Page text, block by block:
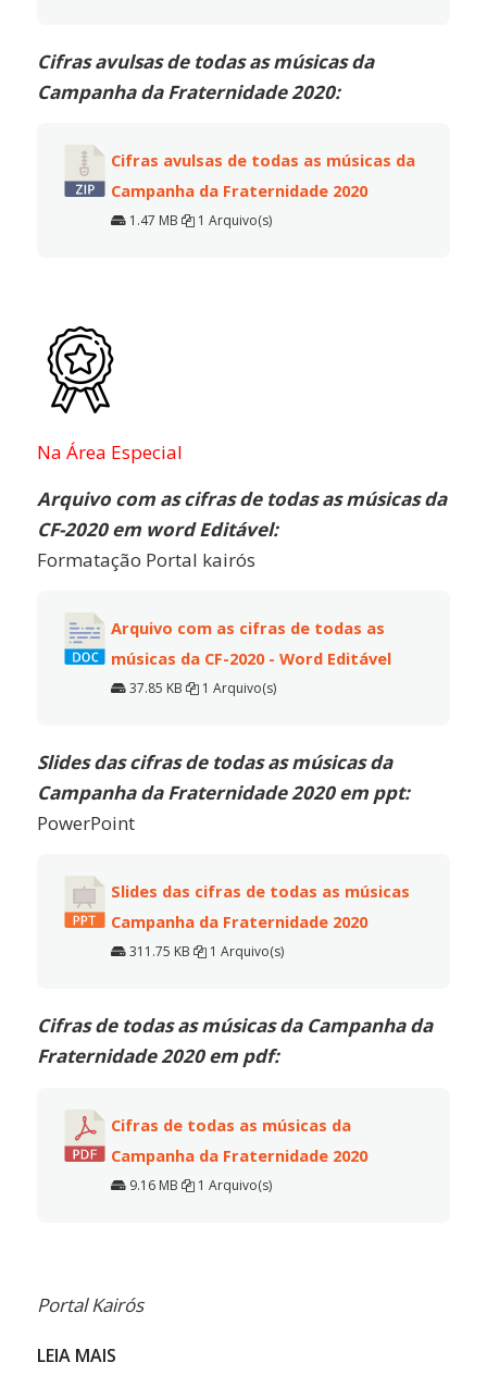
Cifras avulsas de todas as músicas da
Campanha da Fraternidade 2020:
Cifras avulsas de todas as músicas da
Campanha da Fraternidade 2020
1.47 MB 1 Arquivo(s)
Na Área Especial
Arquivo com as cifras de todas as músicas da
CF-2020 em word Editável:
Formatação Portal kairós
Arquivo com as cifras de todas as
músicas da CF-2020 - Word Editável
37.85 KB 1 Arquivo(s)
Slides das cifras de todas as músicas da
Campanha da Fraternidade 2020 em ppt:
PowerPoint
Slides das cifras de todas as músicas
Campanha da Fraternidade 2020
311.75 KB 1 Arquivo(s)
Cifras de todas as músicas da Campanha da
Fraternidade 2020 em pdf:
Cifras de todas as músicas da
Campanha da Fraternidade 2020
9.16 MB 1 Arquivo(s)
Portal Kairós
LEIA MAIS